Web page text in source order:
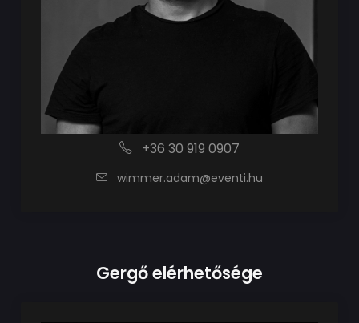
+36 30 919 0907
wimmer.adam@eventi.hu
Gergő elérhetősége